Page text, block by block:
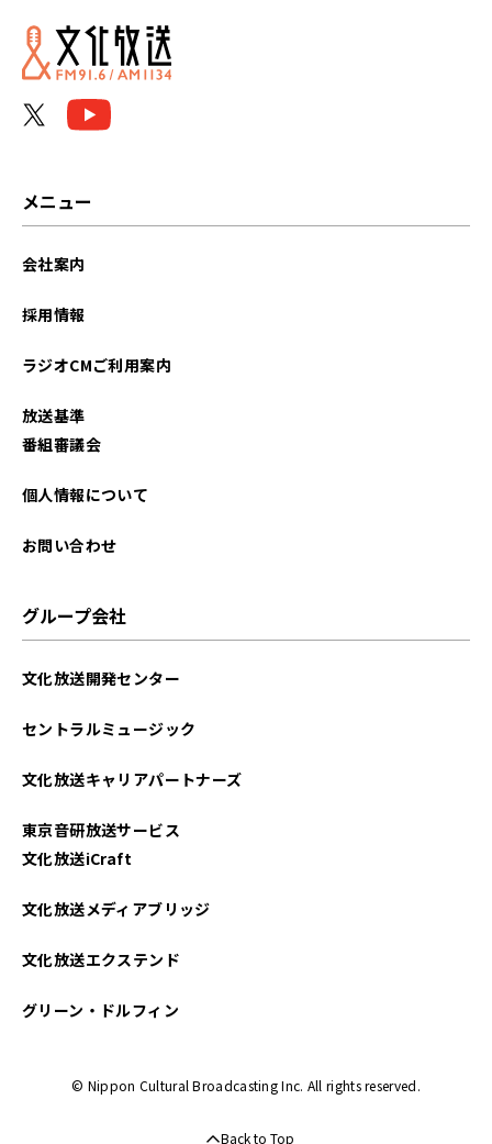
メニュー
会社案内
採用情報
ラジオCMご利用案内
放送基準
番組審議会
個人情報について
お問い合わせ
グループ会社
文化放送開発センター
セントラルミュージック
文化放送キャリアパートナーズ
東京音研放送サービス
文化放送iCraft
文化放送メディアブリッジ
文化放送エクステンド
グリーン・ドルフィン
© Nippon Cultural Broadcasting Inc. All rights reserved.
Back to Top